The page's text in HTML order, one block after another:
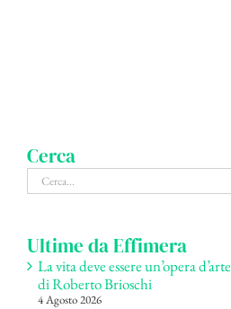
Cerca
Cerca
per:
Ultime da Effimera
La vita deve essere un’opera
di Roberto Brioschi
4 Agosto 2026